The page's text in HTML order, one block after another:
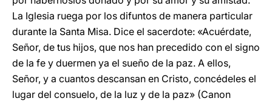
La Iglesia ruega por los difuntos de manera particular
durante la Santa Misa. Dice el sacerdote: «Acuérdate,
Señor, de tus hijos, que nos han precedido con el signo
de la fe y duermen ya el sueño de la paz. A ellos,
Señor, y a cuantos descansan en Cristo, concédeles el
lugar del consuelo, de la luz y de la paz» (Canon